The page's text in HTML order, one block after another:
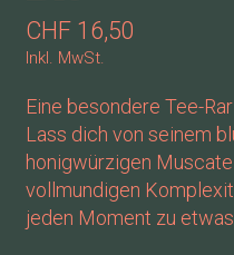
CHF 16,50
Inkl. MwSt.
Eine besondere Tee-
Lass dich von seinem
honigwürzigen
vollmundigen
jeden Moment zu